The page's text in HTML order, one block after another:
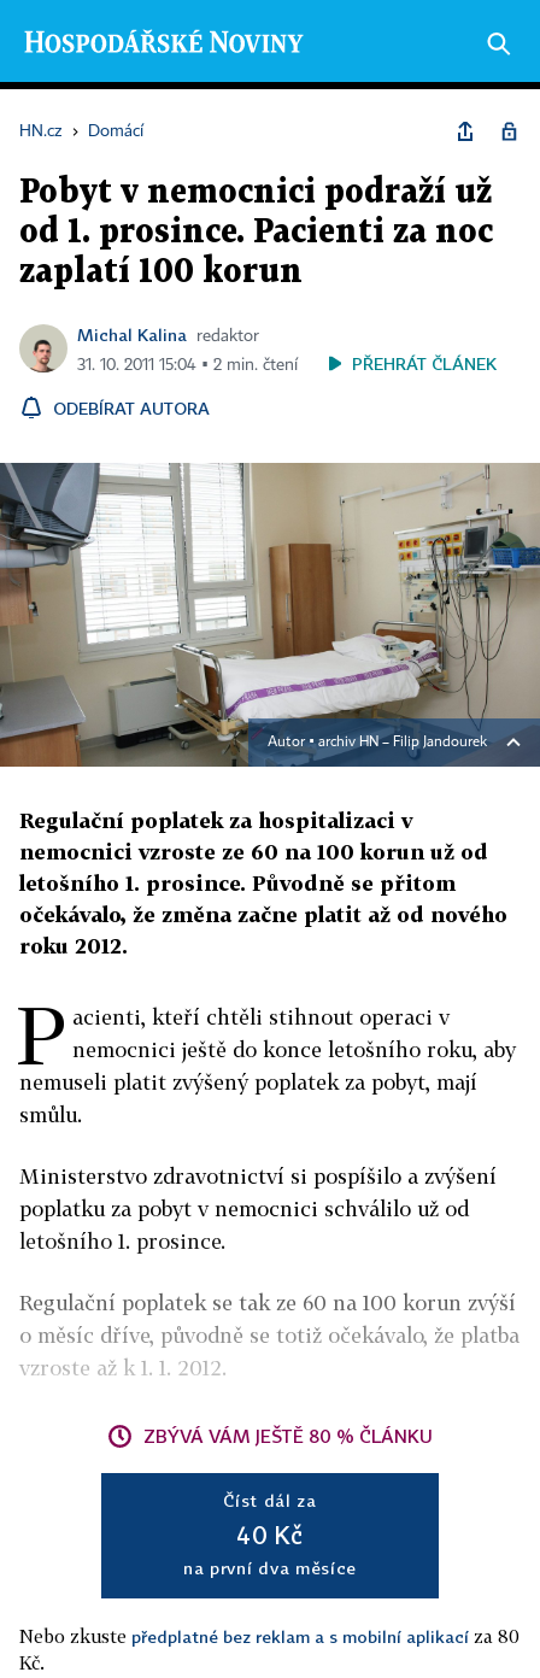
HN.cz › Domácí
Pobyt v nemocnici podraží už
od 1. prosince. Pacienti za noc
zaplatí 100 korun
Michal Kalina
redaktor
31. 10. 2011 15:04 ▪ 2 min. čtení
PŘEHRÁT ČLÁNEK
ODEBÍRAT AUTORA
Autor ▪archiv HN – Filip Jandourek
Regulační poplatek za hospitalizaci v
nemocnici vzroste ze 60 na 100 korun už od
letošního 1. prosince. Původně se přitom
očekávalo, že změna začne platit až od nového
roku 2012.
P acienti, kteří chtěli stihnout operaci v
nemocnici ještě do konce letošního roku, aby
nemuseli platit zvýšený poplatek za pobyt, mají
smůlu.
Ministerstvo zdravotnictví si pospíšilo a zvýšení
poplatku za pobyt v nemocnici schválilo už od
letošního 1. prosince.
Regulační poplatek se tak ze 60 na 100 korun zvýší
o měsíc dříve, původně se totiž očekávalo, že platba
vzroste až k 1. 1. 2012.
ZBÝVÁ VÁM JEŠTĚ 80 % ČLÁNKU
Číst dál za
40 Kč
na první dva měsíce
Nebo zkuste předplatné bez reklam a s mobilní aplikací za 80
Kč.